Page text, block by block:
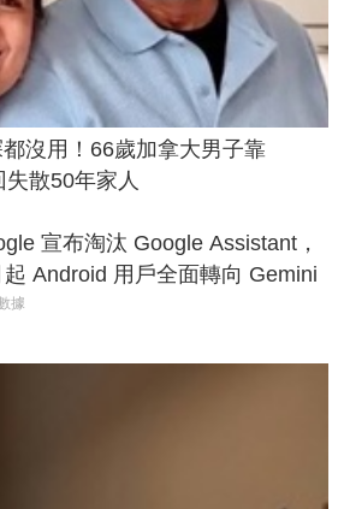
沒用！66歲加拿大男子靠
散50年家人
宣布淘汰 Google Assistant，
起 Android 用戶全面轉向 Gemini
據